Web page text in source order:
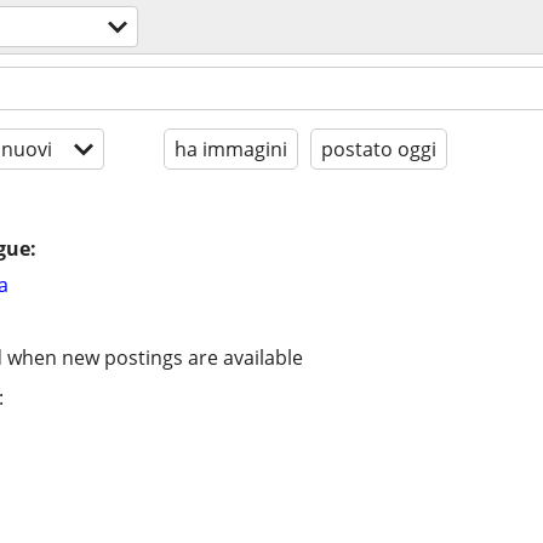
ha immagini postato oggi
new postings are available